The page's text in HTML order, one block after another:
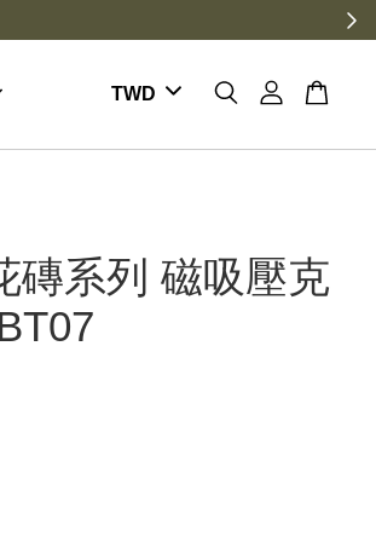
磚系列 磁吸壓克